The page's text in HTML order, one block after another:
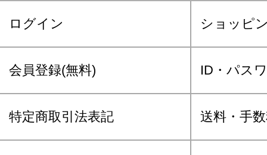
ログイン ショッピ
会員登録(無料) ID・パス
特定商取引法表記 送料・手